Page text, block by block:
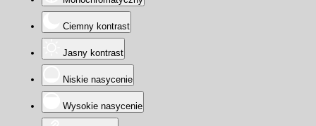
Ciemny kontrast
Jasny kontrast
Niskie nasycenie
Wysokie nasycenie